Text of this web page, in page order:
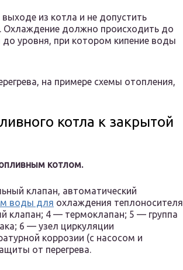
из котла и не допустить
должно происходить до
до уровня, при котором кипение воды
на примере схемы отопления,
котла к закрытой
котлом.
клапан, автоматический
воды для охлаждения теплоносителя
клапан; 4 — термоклапан; 5 — группа
6 — узел циркуляции
коррозии (с насосом и
от перегрева.